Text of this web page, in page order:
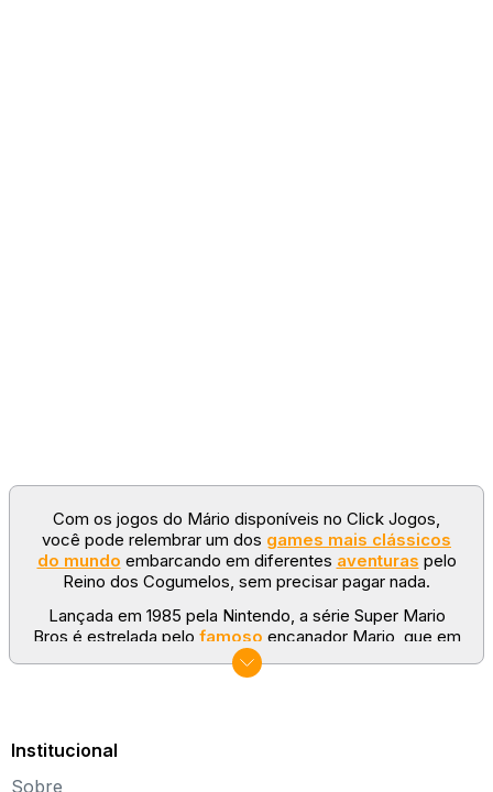
Com os jogos do Mário disponíveis no Click Jogos,
você pode relembrar um dos games mais clássicos
do mundo embarcando em diferentes aventuras pelo
Reino dos Cogumelos, sem precisar pagar nada.
Lançada em 1985 pela Nintendo, a série Super Mario
Bros é estrelada pelo famoso encanador Mario, que em
algumas ocasiões é auxiliado pelo irmão Luigi, dupla
preferida de milhões de fãs em todo o mundo, de
franquia também rendeu diversos games derivados. No
Institucional
Sobre